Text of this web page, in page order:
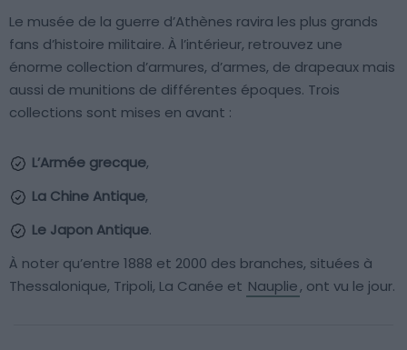
Le musée de la guerre d’Athènes ravira les plus grands
fans d’histoire militaire. À l’intérieur, retrouvez une
énorme collection d’armures, d’armes, de drapeaux mais
aussi de munitions de différentes époques. Trois
collections sont mises en avant :
L’Armée grecque,
La Chine Antique,
Le Japon Antique.
À noter qu’entre 1888 et 2000 des branches, situées à
Thessalonique, Tripoli, La Canée et Nauplie, ont vu le jour.